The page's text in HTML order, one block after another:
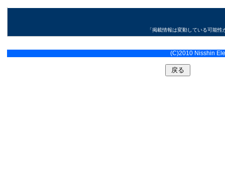
「掲載情報は変動している可能
(C)2010 Nisshin